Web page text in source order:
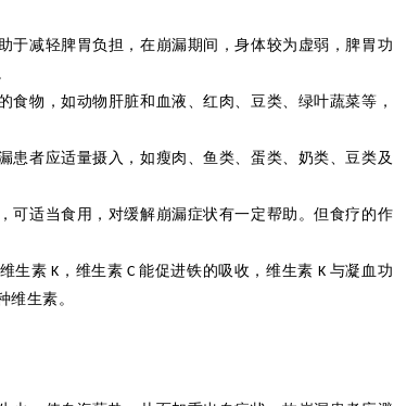
于减轻脾胃负担，在崩漏期间，身体较为虚弱，脾胃功
食物，如动物肝脏和血液、红肉、豆类、绿叶蔬菜等，
患者应适量摄入，如瘦肉、鱼类、蛋类、奶类、豆类及
可适当食用，对缓解崩漏症状有一定帮助。但食疗的作
生素 K ，维生素 C能促进铁的吸收，维生素 K 与凝血功
生素。